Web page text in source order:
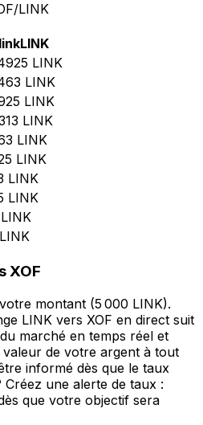
LINK
LINK
LINK
LINK
LINK
LINK
LINK
LINK
LINK
LINK
LINK
LINK
XOF
montant (5 000 LINK).
LINK vers XOF en direct suit
marché en temps réel et
de votre argent à tout
informé dès que le taux
une alerte de taux :
que votre objectif sera